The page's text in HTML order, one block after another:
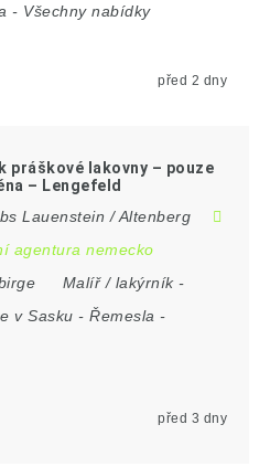
- Všechny nabídky
před 2 dny
práškové lakovny – pouze
– Lengefeld
Lauenstein / Altenberg
agentura nemecko
Malíř / lakýrník-
v Sasku -Řemesla -
před 3 dny